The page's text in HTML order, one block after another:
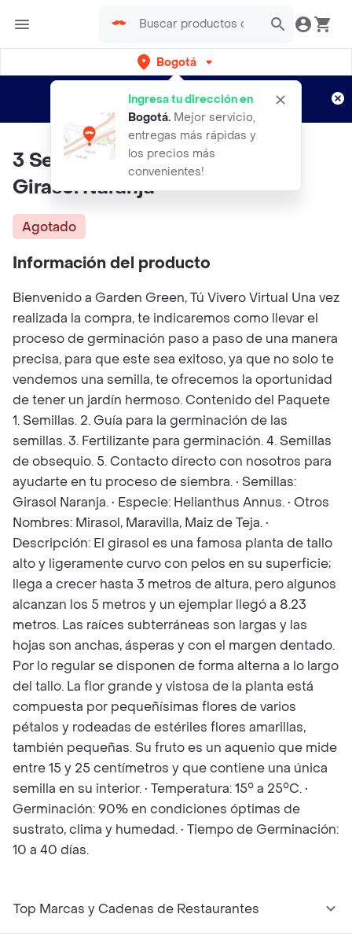
Bogotá
Ingresa tu dirección en
Bogotá. Mejor servicio,
entregas más rápidas y
los precios más
convenientes!
envíos gratis por semanas
Aplican TyC
3 Semillas Orgánicas De Flor
Girasol Naranja
Agotado
Información del producto
Bienvenido a Garden Green, Tú Vivero Virtual Una vez
realizada la compra, te indicaremos como llevar el
proceso de germinación paso a paso de una manera
precisa, para que este sea exitoso, ya que no solo te
vendemos una semilla, te ofrecemos la oportunidad
de tener un jardín hermoso. Contenido del Paquete
1. Semillas. 2. Guía para la germinación de las
semillas. 3. Fertilizante para germinación. 4. Semillas
de obsequio. 5. Contacto directo con nosotros para
ayudarte en tu proceso de siembra. • Semillas:
Girasol Naranja. • Especie: Helianthus Annus. • Otros
Nombres: Mirasol, Maravilla, Maiz de Teja. •
Descripción: El girasol es una famosa planta de tallo
alto y ligeramente curvo con pelos en su superficie;
llega a crecer hasta 3 metros de altura, pero algunos
alcanzan los 5 metros y un ejemplar llegó a 8.23
metros. Las raíces subterráneas son largas y las
hojas son anchas, ásperas y con el margen dentado.
Por lo regular se disponen de forma alterna a lo largo
del tallo. La flor grande y vistosa de la planta está
compuesta por pequeñísimas flores de varios
pétalos y rodeadas de estériles flores amarillas,
también pequeñas. Su fruto es un aquenio que mide
entre 15 y 25 centímetros y que contiene una única
semilla en su interior. • Temperatura: 15° a 25°C. •
Germinación: 90% en condiciones óptimas de
sustrato, clima y humedad. • Tiempo de Germinación:
10 a 40 días.
Top Marcas y Cadenas de Restaurantes